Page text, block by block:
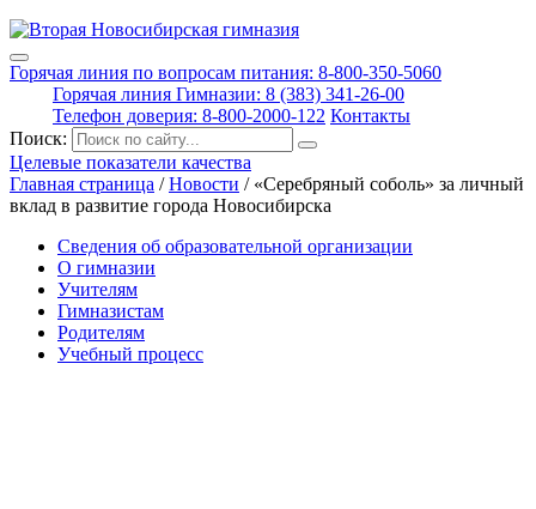
Горячая линия по вопросам питания: 8-800-350-5060
Горячая линия Гимназии: 8 (383) 341-26-00
Телефон доверия: 8-800-2000-122 Контакты
Поиск:
Целевые показатели качества
Главная страница /Новости / «Серебряный соболь» за личный
вклад в развитие города Новосибирска
Сведения об образовательной организации
О гимназии
Учителям
Гимназистам
Родителям
Учебный процесс